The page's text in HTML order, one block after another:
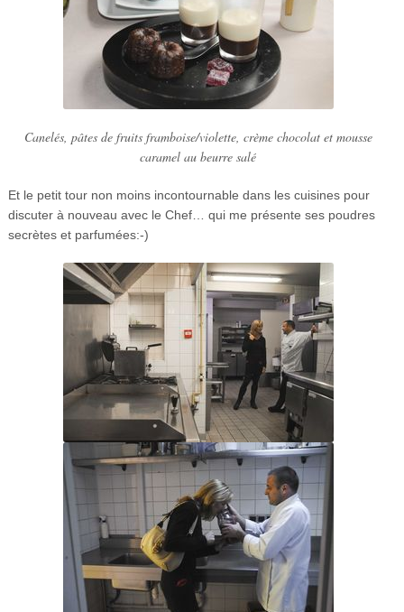
Canelés, pâtes de fruits framboise/violette, crème chocolat et mousse
caramel au beurre salé
Et le petit tour non moins incontournable dans les cuisines pour
discuter à nouveau avec le Chef… qui me présente ses poudres
secrètes et parfumées:-)